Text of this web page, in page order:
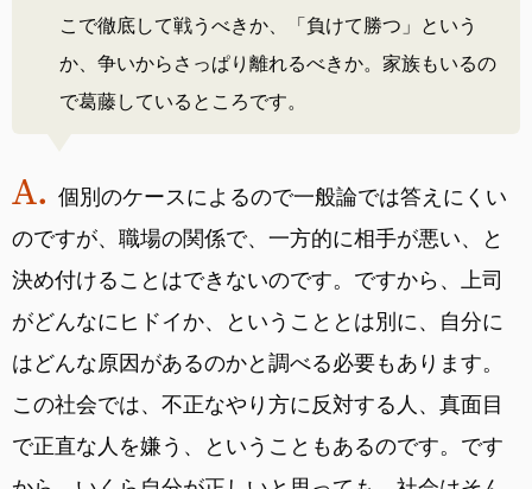
こで徹底して戦うべきか、「負けて勝つ」という
か、争いからさっぱり離れるべきか。家族もいるの
で葛藤しているところです。
個別のケースによるので一般論では答えにくい
のですが、職場の関係で、一方的に相手が悪い、と
決め付けることはできないのです。ですから、上司
がどんなにヒドイか、ということとは別に、自分に
はどんな原因があるのかと調べる必要もあります。
この社会では、不正なやり方に反対する人、真面目
で正直な人を嫌う、ということもあるのです。です